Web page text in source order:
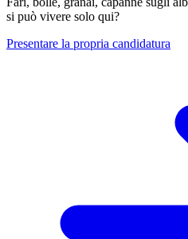
si può vivere solo qui?
Presentare la propria candidatura